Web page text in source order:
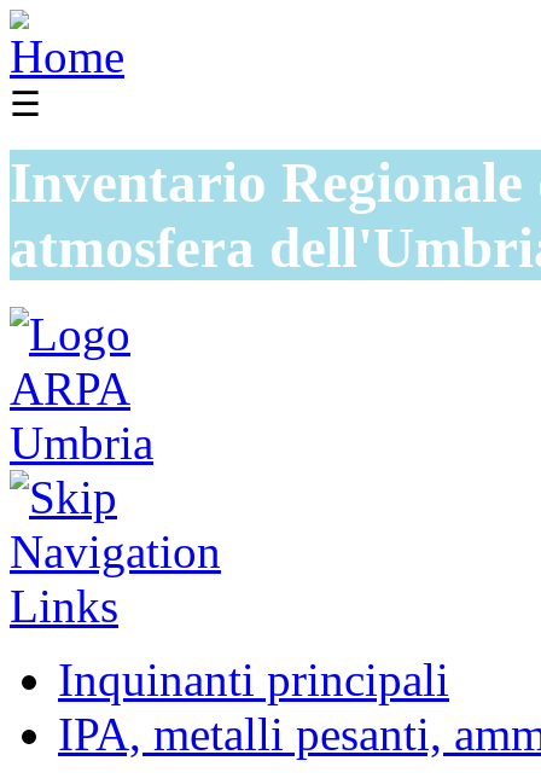
☰
Inventario
atmosfera
Inquinanti principali
IPA, metalli pesanti,